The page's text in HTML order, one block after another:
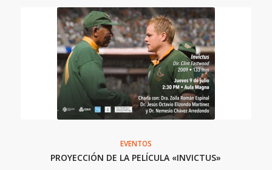
EVENTOS
PROYECCIÓN DE LA PELÍCULA «INVICTUS»